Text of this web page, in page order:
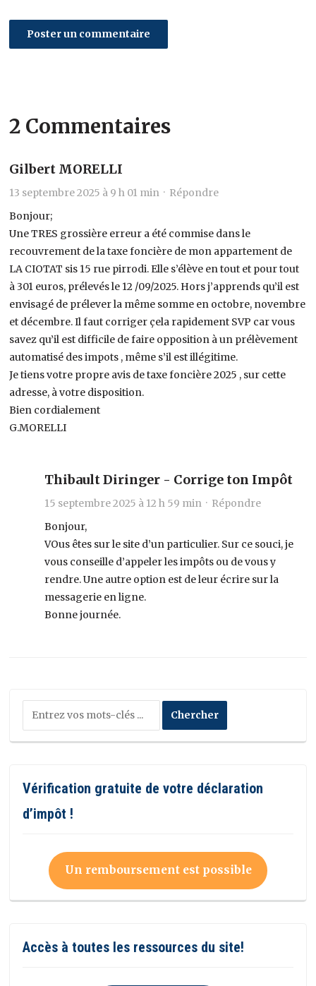
2 Commentaires
Gilbert MORELLI
13 septembre 2025 à 9 h 01 min · Répondre
Bonjour;
Une TRES grossière erreur a été commise dans le
recouvrement de la taxe foncière de mon appartement de
LA CIOTAT sis 15 rue pirrodi. Elle s’élève en tout et pour tout
à 301 euros, prélevés le 12 /09/2025. Hors j’apprends qu’il est
envisagé de prélever la même somme en octobre, novembre
et décembre. Il faut corriger çela rapidement SVP car vous
savez qu’il est difficile de faire opposition à un prélèvement
automatisé des impots , même s’il est illégitime.
Je tiens votre propre avis de taxe foncière 2025 , sur cette
adresse, à votre disposition.
Bien cordialement
G.MORELLI
Thibault Diringer - Corrige ton Impôt
15 septembre 2025 à 12 h 59 min · Répondre
Bonjour,
VOus êtes sur le site d’un particulier. Sur ce souci, je
vous conseille d’appeler les impôts ou de vous y
rendre. Une autre option est de leur écrire sur la
messagerie en ligne.
Bonne journée.
Vérification gratuite de votre déclaration
d’impôt !
Un remboursement est possible
Accès à toutes les ressources du site!